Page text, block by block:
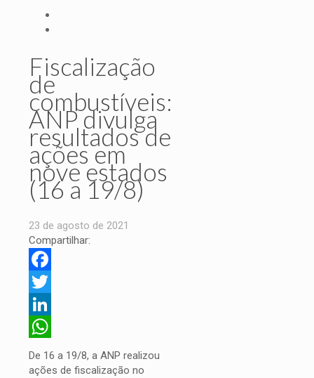
Fiscalização
de
combustíveis:
ANP divulga
resultados de
ações em
nove estados
(16 a 19/8)
23 de agosto de 2021
Compartilhar:
Facebook
Twitter
LinkedIn
WhatsApp
De 16 a 19/8, a ANP realizou
ações de fiscalização no